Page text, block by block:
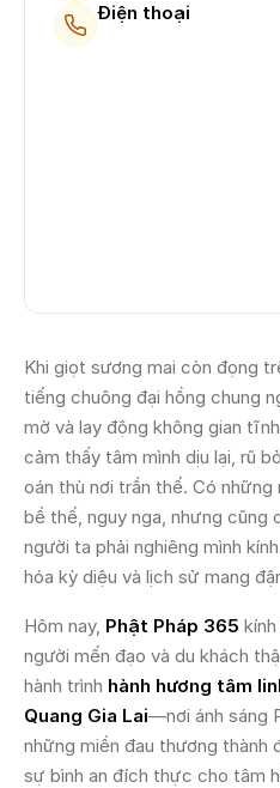
Điện thoại
Khi giọt sương mai còn đọng
tiếng chuông đại hồng chung
mờ và lay động không gian
cảm thấy tâm mình dịu lại, rũ
oán thù nơi trần thế. Có
bề thế, nguy nga, nhưng cũng
người ta phải nghiêng mình
hóa kỳ diệu và lịch sử mang
Hôm nay, Phật Pháp 365
người mến đạo và du khách
hành trình hành hương tâm
Quang Gia Lai—nơi ánh sáng
những miền đau thương thành
sự bình an đích thực cho tâm